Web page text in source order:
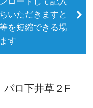
いただきますと
を短縮できる場
す
ロ下井草２F